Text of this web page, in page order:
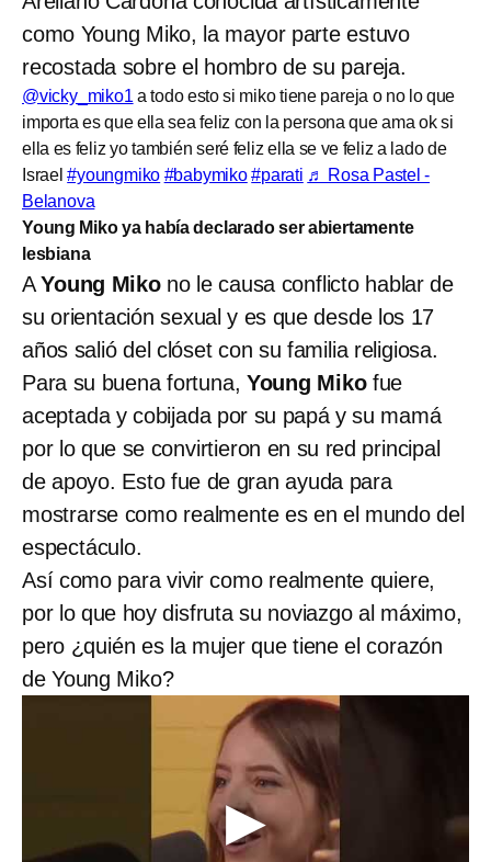
como Young Miko, la mayor parte estuvo
recostada sobre el hombro de su pareja.
@vicky_miko1 a todo esto si miko tiene pareja o no lo que
importa es que ella sea feliz con la persona que ama ok si
ella es feliz yo también seré feliz ella se ve feliz a lado de
Israel#youngmiko #babymiko #parati ♬ Rosa Pastel -
Belanova
Young Miko ya había declarado ser abiertamente
lesbiana
AYoung Mikono le causa conflicto hablar de
su orientación sexual y es que desde los 17
años salió del clóset con su familia religiosa.
Para su buena fortuna, Young Mikofue
aceptada y cobijada por su papá y su mamá
por lo que se convirtieron en su red principal
de apoyo. Esto fue de gran ayuda para
mostrarse como realmente es en el mundo del
espectáculo.
Así como para vivir como realmente quiere,
por lo que hoy disfruta su noviazgo al máximo,
pero ¿quién es la mujer que tiene el corazón
de Young Miko?